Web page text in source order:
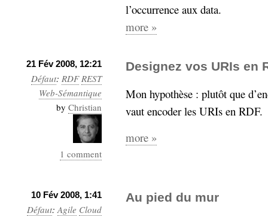
l’occurrence aux data.
more »
21 Fév 2008, 12:21
Défaut: RDF REST
Web-Sémantique
by Christian
1 comment
Designez vos URIs en
Mon hypothèse : plutôt que
vaut encoder les URIs en RDF.
more »
10 Fév 2008, 1:41
Défaut:Agile Cloud
Au pied du mur